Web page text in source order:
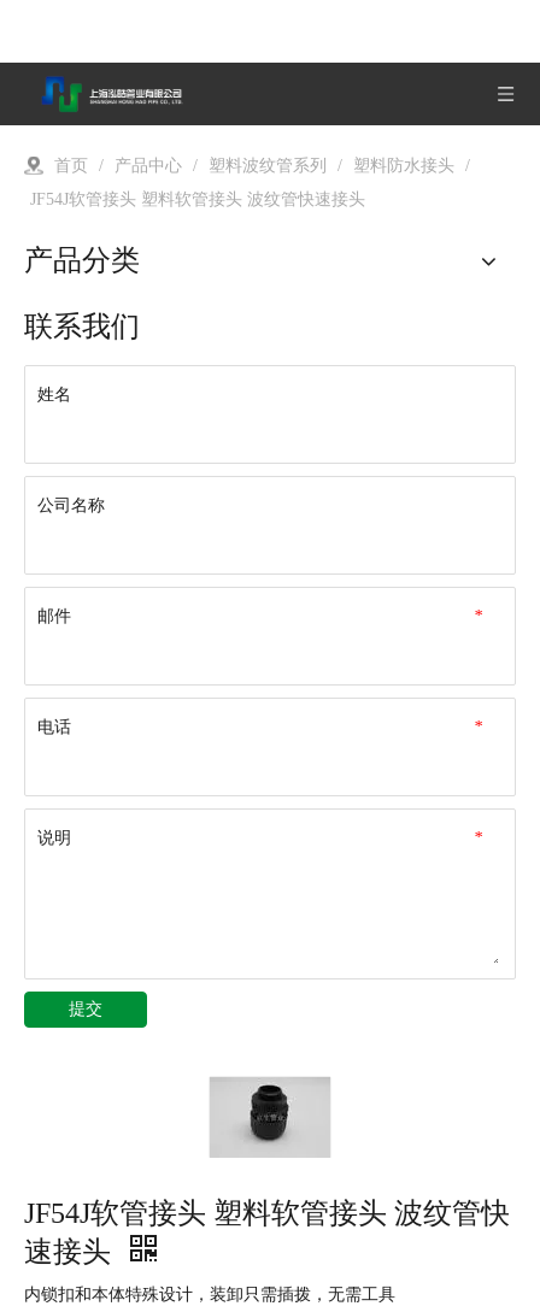
首页 / 产品中心 / 塑料波纹管系列 / 塑料防水接头 /
JF54J软管接头 塑料软管接头 波纹管快速接头
产品分类
联系我们
姓名
公司名称
*
邮件
*
电话
*
说明
提交
JF54J软管接头 塑料软管接头 波纹管快
速接头
内锁扣和本体特殊设计，装卸只需插拨，无需工具